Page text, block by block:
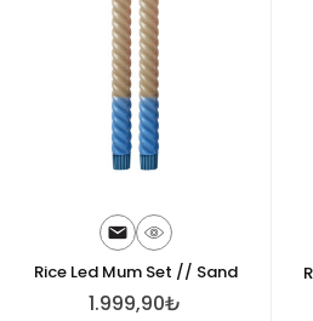
Rice Led Mum Set // Sand
1.999,90₺